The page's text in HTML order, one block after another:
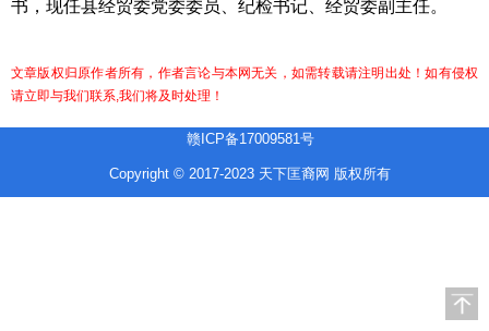
书，现任县经贸委党委委员、纪检书记、经贸委副主任。
文章版权归原作者所有，作者言论与本网无关，如需转载请注明出处！如有侵权
请立即与我们联系,我们将及时处理！
赣ICP备17009581号
Copyright © 2017-2023 天下匡裔网 版权所有